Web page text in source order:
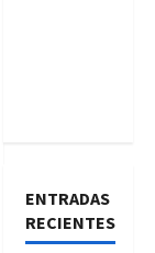
ENTRADAS
RECIENTES